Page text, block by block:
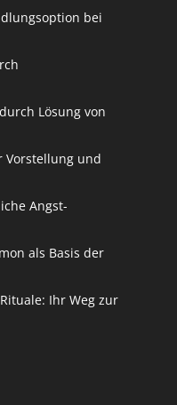
bei
Lösung von
Vorstellung und
Angst-
als Basis der
Ihr Weg zur